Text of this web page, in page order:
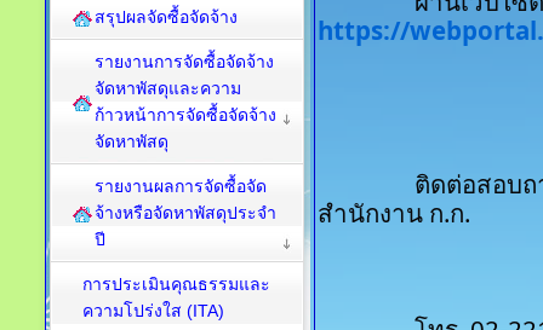
https://
สำนักงาน ก.ก.
สรุปผลจัดซื้อจัดจ้าง
รายงานการจัดซื้อจัดจ้าง
จัดหาพัสดุและความ
ก้าวหน้าการจัดซื้อจัดจ้าง
จัดหาพัสดุ
รายงานผลการจัดซื้อจัด
จ้างหรือจัดหาพัสดุประจำ
ปี
การประเมินคุณธรรมและ
ความโปร่งใส (ITA)